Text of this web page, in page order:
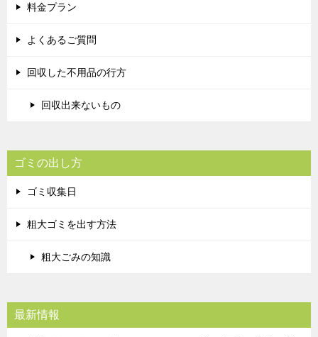
料金プラン
よくあるご質問
回収した不用品の行方
回収出来ないもの
ゴミの出し方
ゴミ収集日
粗大ゴミを出す方法
粗大ごみの知識
最新情報